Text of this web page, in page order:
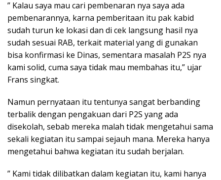
” Kalau saya mau cari pembenaran nya saya ada
pembenarannya, karna pemberitaan itu pak kabid
sudah turun ke lokasi dan di cek langsung hasil nya
sudah sesuai RAB, terkait material yang di gunakan
bisa konfirmasi ke Dinas, sementara masalah P2S nya
kami solid, cuma saya tidak mau membahas itu,” ujar
Frans singkat.
Namun pernyataan itu tentunya sangat berbanding
terbalik dengan pengakuan dari P2S yang ada
disekolah, sebab mereka malah tidak mengetahui sama
sekali kegiatan itu sampai sejauh mana. Mereka hanya
mengetahui bahwa kegiatan itu sudah berjalan.
” Kami tidak dilibatkan dalam kegiatan itu, kami hanya